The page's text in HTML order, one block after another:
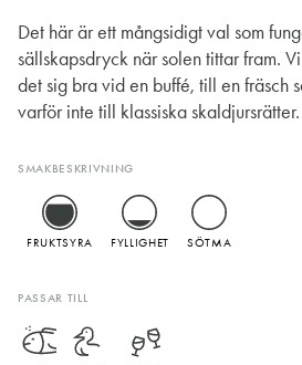
Det här är ett mångsidigt val som
sällskapsdryck när solen tittar fram.
det sig bra vid en buffé, till en fräsch
varför inte till klassiska skaldjursrätter.
SMAKBESKRIVNING
FRUKTSYRA FYLLIGHET SÖTMA
PASSAR TILL